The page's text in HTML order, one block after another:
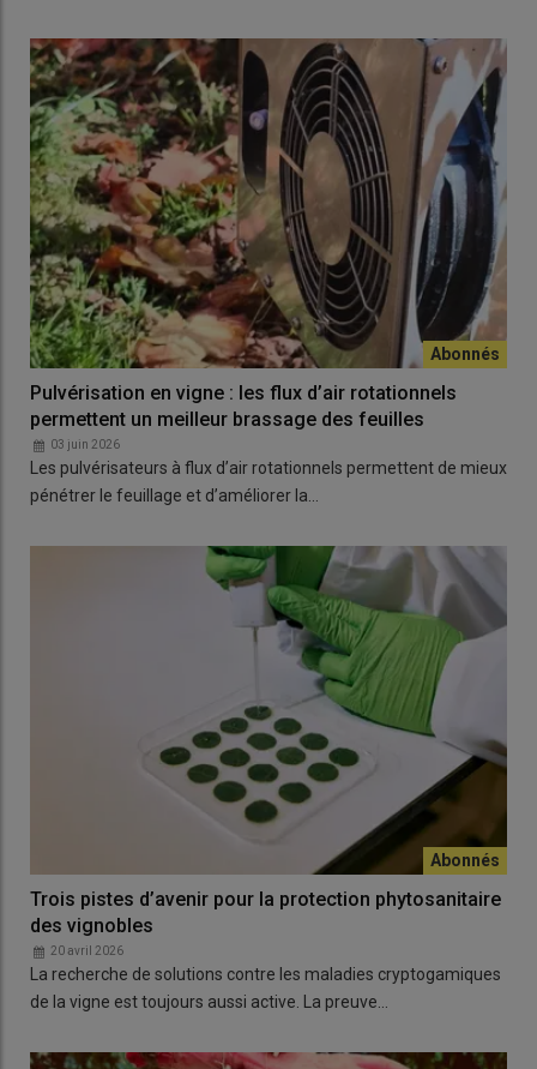
Pulvérisation en vigne : les flux d’air rotationnels
permettent un meilleur brassage des feuilles
03 juin 2026
Les pulvérisateurs à flux d’air rotationnels permettent de mieux
pénétrer le feuillage et d’améliorer la…
Trois pistes d’avenir pour la protection phytosanitaire
des vignobles
20 avril 2026
La recherche de solutions contre les maladies cryptogamiques
de la vigne est toujours aussi active. La preuve…